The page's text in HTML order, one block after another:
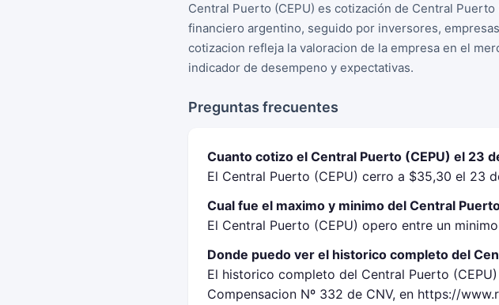
Central Puerto (CEPU) es cotización de Central
financiero argentino, seguido por inversores,
cotizacion refleja la valoracion de la empresa en el
indicador de desempeno y expectativas.
Preguntas frecuentes
Cuanto cotizo el Central Puerto (CEPU) el 23
El Central Puerto (CEPU) cerro a $35,30 el 23
Cual fue el maximo y minimo del Central
El Central Puerto (CEPU) opero entre un
Donde puedo ver el historico completo del
El historico completo del Central Puerto
Compensacion Nº 332 de CNV, en https://